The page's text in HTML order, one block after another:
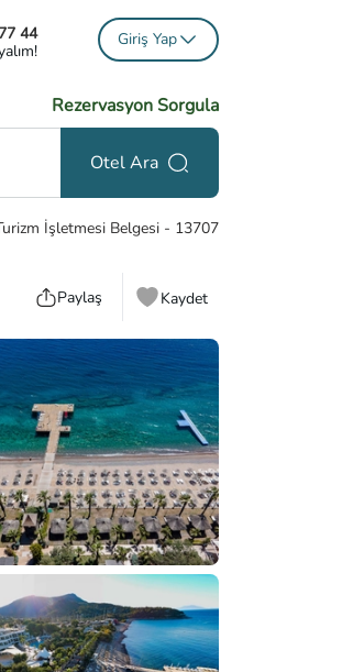
44
Giriş Yap
Rezervasyon Sorgula
Otel Ara
İşletmesi Belgesi - 13707
Paylaş Kaydet